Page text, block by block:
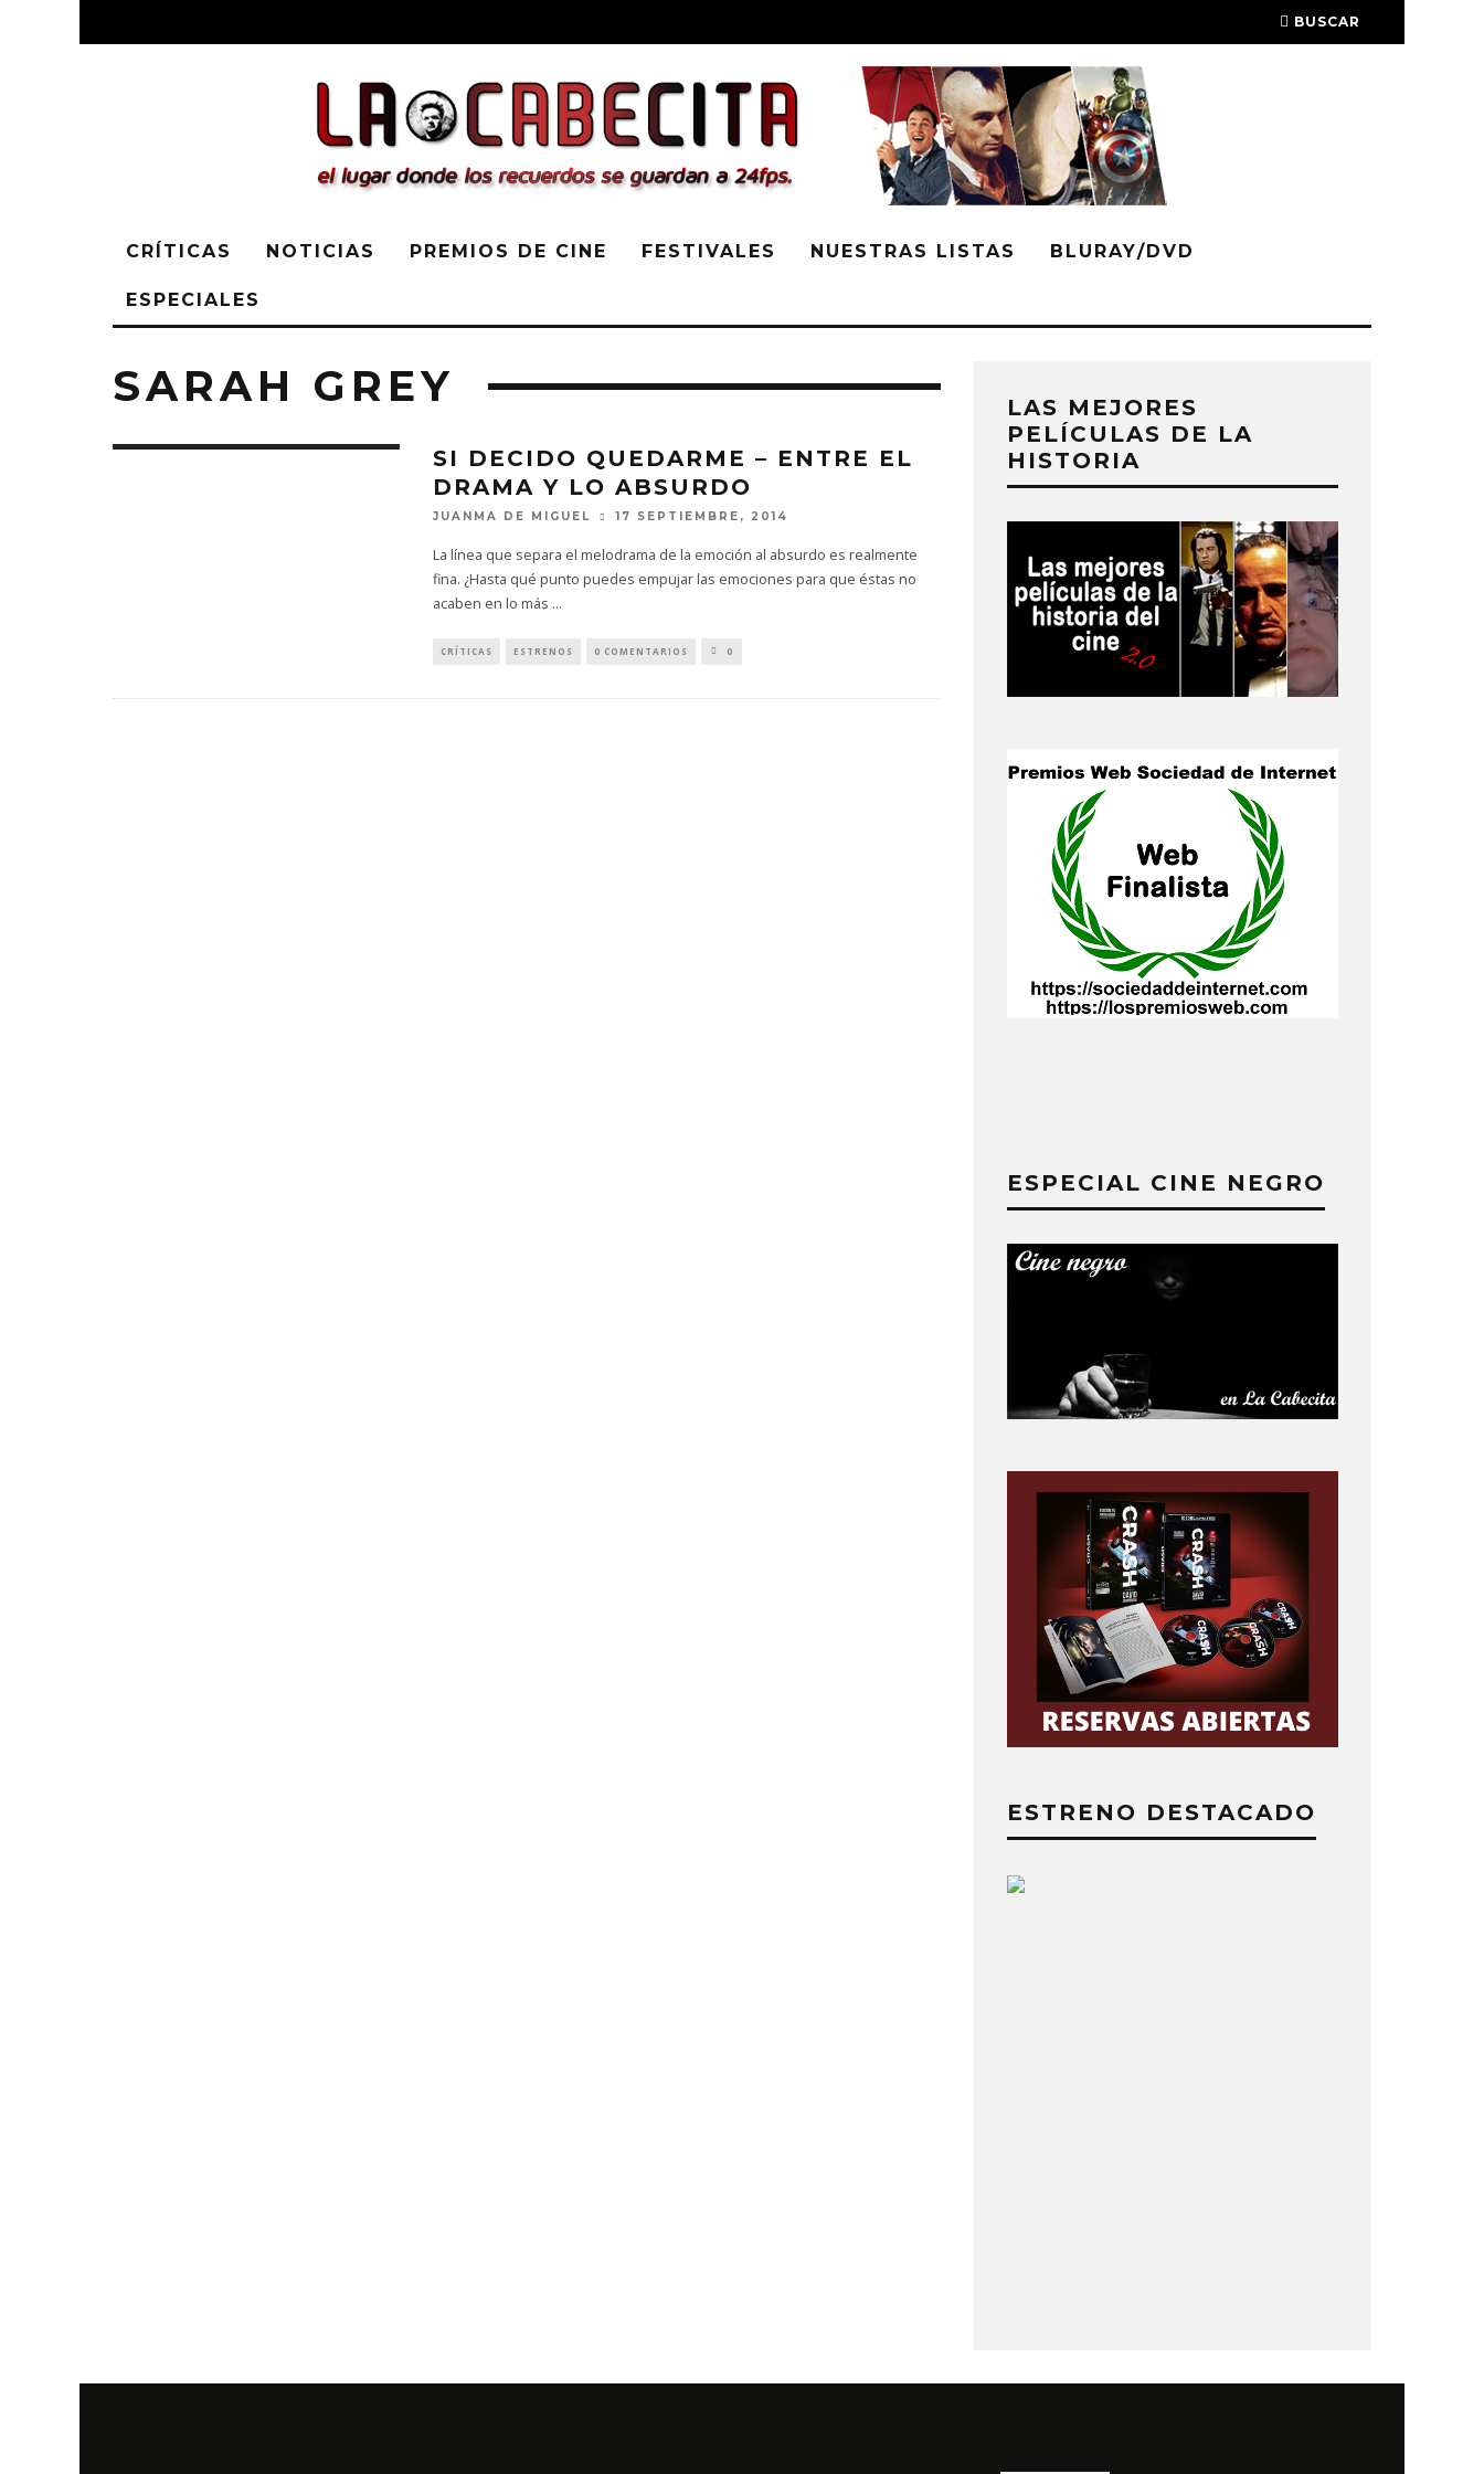
BUSCAR
CRÍTICAS NOTICIAS PREMIOS DE CINE FESTIVALES NUESTRAS LISTAS BLURAY/DVD
ESPECIALES
SARAH GREY
SI DECIDO QUEDARME – ENTRE EL
DRAMA Y LO ABSURDO
JUANMA DE MIGUEL 17 SEPTIEMBRE, 2014
La línea que separa el melodrama de la emoción al absurdo es realmente
fina. ¿Hasta qué punto puedes empujar las emociones para que éstas no
acaben en lo más ...
CRÍTICAS ESTRENOS 0 COMENTARIOS 0
LAS MEJORES
PELÍCULAS DE LA
HISTORIA
ESPECIAL CINE NEGRO
ESTRENO DESTACADO